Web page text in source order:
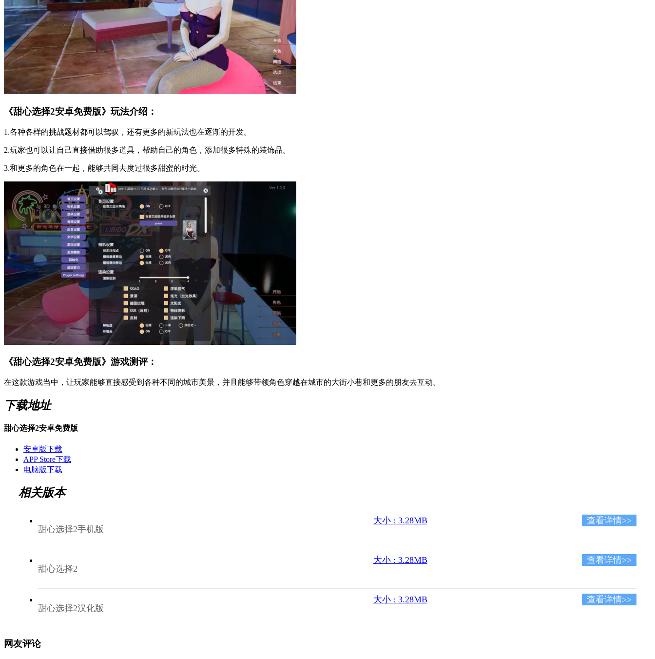
《甜心选择2安卓免费版》玩法介绍：
1.各种各样的挑战题材都可以驾驭，还有更多的新玩法也在逐渐的开发。
2.玩家也可以让自己直接借助很多道具，帮助自己的角色，添加很多特殊的装饰品。
3.和更多的角色在一起，能够共同去度过很多甜蜜的时光。
《甜心选择2安卓免费版》游戏测评：
在这款游戏当中，让玩家能够直接感受到各种不同的城市美景，并且能够带领角色穿越在城市的大街小巷和更多的朋友去互动。
下载地址
甜心选择2安卓免费版
安卓版下载
APP Store下载
电脑版下载
相关版本
甜心选择2手机版
大小 : 3.28MB 查看详情>>
甜心选择2
大小 : 3.28MB 查看详情>>
甜心选择2汉化版
大小 : 3.28MB 查看详情>>
网友评论